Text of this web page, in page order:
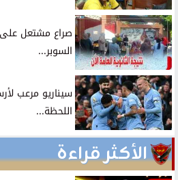
صراع مشتعل
السوبر...
سيناريو مرعب
اللحظة...
الأكثر قراءة